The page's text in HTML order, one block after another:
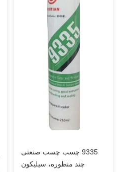
9335 چسب چسب صنعتی
چند منظوره، سیلیکون